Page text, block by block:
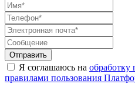
Отправить
Я соглашаюсь на обработку
правилами пользования